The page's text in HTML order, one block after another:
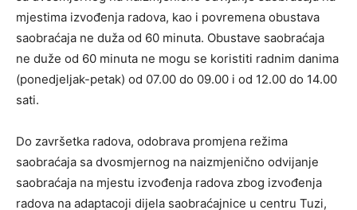
mjestima izvođenja radova, kao i povremena obustava
saobraćaja ne duža od 60 minuta. Obustave saobraćaja
ne duže od 60 minuta ne mogu se koristiti radnim danima
(ponedjeljak-petak) od 07.00 do 09.00 i od 12.00 do 14.00
sati.
Do završetka radova, odobrava promjena režima
saobraćaja sa dvosmjernog na naizmjenično odvijanje
saobraćaja na mjestu izvođenja radova zbog izvođenja
radova na adaptacoji dijela saobraćajnice u centru Tuzi,